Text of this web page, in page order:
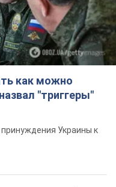
как можно
"триггеры"
Украины к